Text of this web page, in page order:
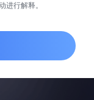
进行解释。